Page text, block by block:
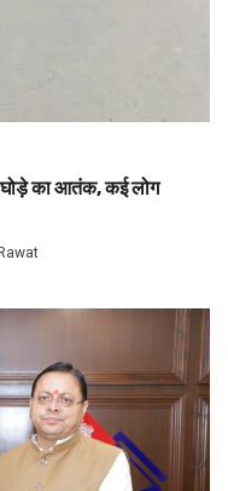
घोड़े का आतंक, कई लोग